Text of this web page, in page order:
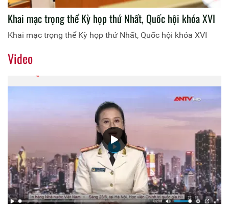
Khai mạc trọng thể Kỳ họp thứ Nhất, Quốc hội khóa XVI
Khai mạc trọng thể Kỳ họp thứ Nhất, Quốc hội khóa XVI
Video